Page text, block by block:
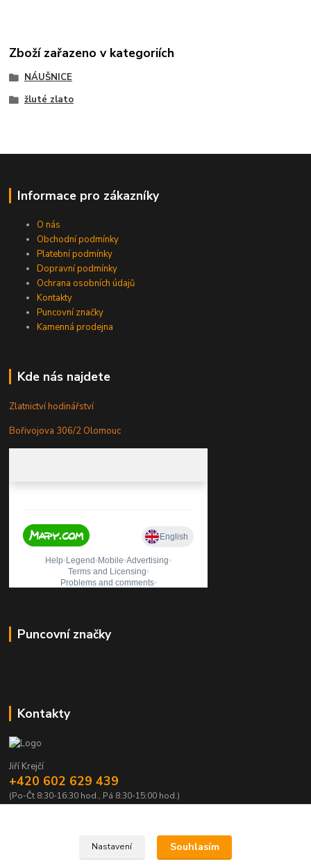
Zboží zařazeno v kategoriích
NÁUŠNICE
žluté zlato
Informace pro zákazníky
O nás
Obchodní podmínky
Platební podmínky
Dopravní podmínky
Ochrana osobních údajů
Kontakty
Puncovní značky
Kamenná prodejna
Kde nás najdete
Zlatnictví hodinářství
Bořivojova 306/2 Olomouc
Puncovní značky
Kontakty
Jiří Krejčí
+420 602 629 439
(Po-Čt 8:30-16:30 hod., Pá 8:30-15:00 hod.)
Nastavení Souhlasím